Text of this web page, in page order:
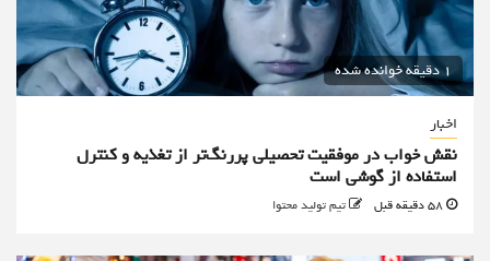
1 دقیقه خوانده شده
اخبار
نقش خواب در موفقیت تحصیلی پررنگ‌تر از تغذیه و کنترل
استفاده از گوشی است
تیم تولید محتوا